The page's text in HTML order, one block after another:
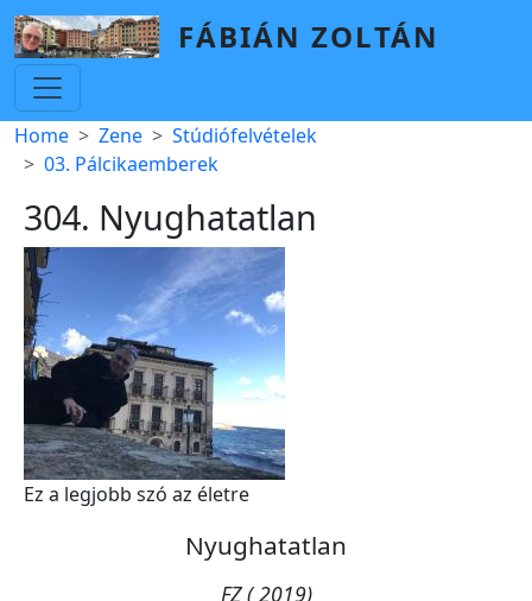
Skip to main content
FÁBIÁN ZOLTÁN
Breadcrumb
Home Zene
Stúdiófelvételek
03. Pálcikaemberek
304. Nyughatatlan
Ez a legjobb szó az életre
Nyughatatlan
FZ ( 2019)